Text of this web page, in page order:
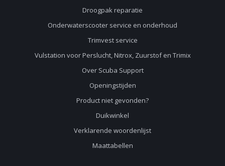
Droogpak reparatie
Onderwaterscooter service en onderhoud
Trimvest service
Vulstation voor Perslucht, Nitrox, Zuurstof en Trimix
Over Scuba Support
Openingstijden
Product niet gevonden?
Duikwinkel
Verklarende woordenlijst
Maattabellen